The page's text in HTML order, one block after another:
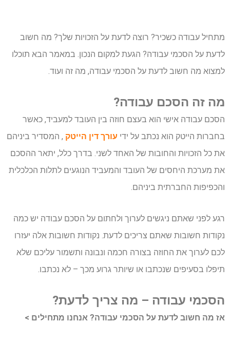
מתחיל עבודה כשכיר? רוצה לדעת על הזכויות שלך? מה חשוב
לדעת על הסכמי עבודה? הגעת למקום הנכון. במאמר הבא תוכלו
למצוא מה חשוב לדעת על הסכמי עבודה, מה זה ועוד.
מה זה הסכם עבודה?
הסכם עבודה אישי הוא בעצם חוזה בין העובד למעביד, כאשר
בחברות הייטק הוא נכתב על ידי עורך דין הייטק , המסדיר ביניהם
את כל הזכויות והחובות של האחד לשני. בדרך כלל, יתאר ההסכם
את מערכת היחסים של העובד והמעביד הנוגעים לתלות הכלכלית
והכפיפות החברתית ביניהם.
רגע לפני שאתם ניגשים לערוך ולחתום על הסכם עבודה יש כמה
נקודות חשובות שאתם צריכים לדעת. נקודות חשובות אלה יעזרו
לכם לערוך את החוזה בצורה חכמה ונבונה ותשמור עליכם שלא
תיפלו בסעיפים שנכתבו או שיותר גרוע מכך – לא נכתבו.
הסכמי עבודה – מה צריך לדעת?
אז מה חשוב לדעת על הסכמי עבודה? אנחנו מתחילים >